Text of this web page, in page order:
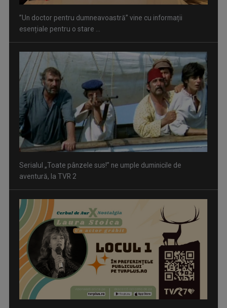
”Un doctor pentru dumneavoastră” vine cu informații
esențiale pentru o stare ...
Serialul „Toate pânzele sus!” ne umple duminicile de
aventură, la TVR 2